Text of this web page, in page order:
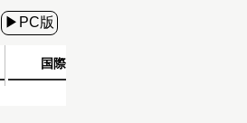
▶PC版
国際